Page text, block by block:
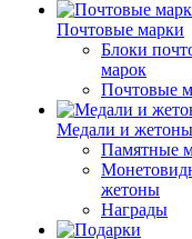
Почтовые марки
Блоки
марок
Почтовые
Медали и жетоны
Памятные
жетоны
Награды